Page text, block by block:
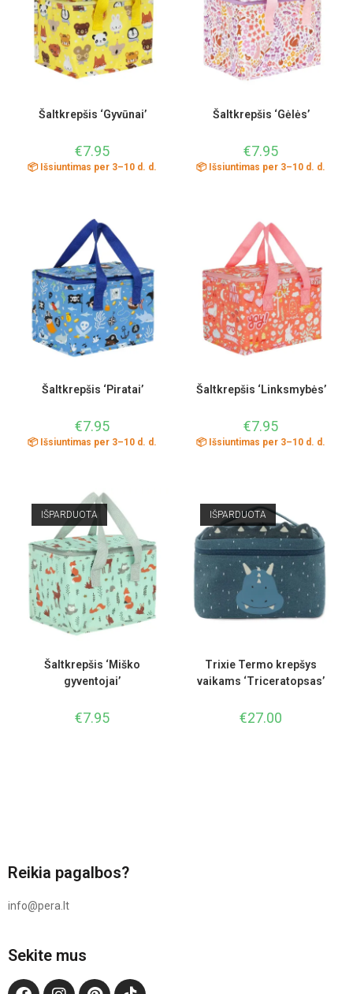
Šaltkrepšis ‘Gyvūnai’
€7.95
📦 Išsiuntimas per 3–10 d. d.
Šaltkrepšis ‘Gėlės’
€7.95
📦 Išsiuntimas per 3–10 d. d.
Šaltkrepšis ‘Piratai’
€7.95
📦 Išsiuntimas per 3–10 d. d.
Šaltkrepšis ‘Linksmybės’
€7.95
📦 Išsiuntimas per 3–10 d. d.
IŠPARDUOTA
Šaltkrepšis ‘Miško
gyventojai’
€7.95
IŠPARDUOTA
Trixie Termo krepšys
vaikams ‘Triceratopsas’
€27.00
Reikia pagalbos?
info@pera.lt
Sekite mus